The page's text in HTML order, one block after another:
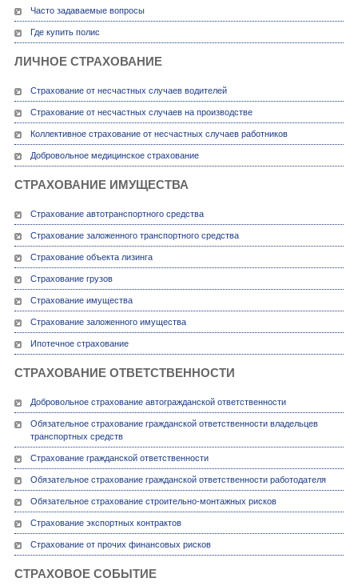
Часто задаваемые вопросы
Где купить полис
ЛИЧНОЕ СТРАХОВАНИЕ
Страхование от несчастных случаев водителей
Страхование от несчастных случаев на производстве
Коллективное страхование от несчастных случаев работников
Добровольное медицинское страхование
СТРАХОВАНИЕ ИМУЩЕСТВА
Страхование автотранспортного средства
Страхование заложенного транспортного средства
Страхование объекта лизинга
Страхование грузов
Страхование имущества
Страхование заложенного имущества
Ипотечное страхование
СТРАХОВАНИЕ ОТВЕТСТВЕННОСТИ
Добровольное страхование автогражданской ответственности
Обязательное страхование гражданской ответственности владельцев
транспортных средств
Страхование гражданской ответственности
Обязательное страхование гражданской ответственности работодателя
Обязательное страхование строительно-монтажных рисков
Страхование экспортных контрактов
Страхование от прочих финансовых рисков
СТРАХОВОЕ СОБЫТИЕ